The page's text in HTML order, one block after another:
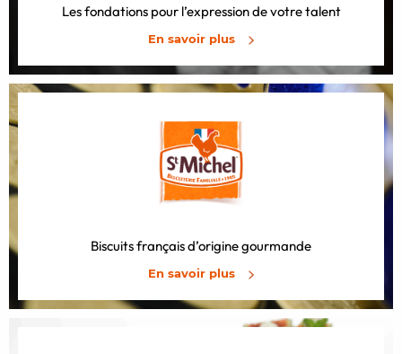
Les fondations pour l’expression de votre talent
En savoir plus
Biscuits français d’origine gourmande
En savoir plus